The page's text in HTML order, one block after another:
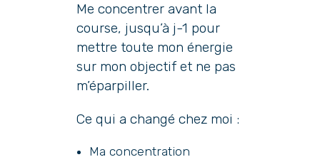
Me concentrer avant la
course, jusqu’à j-1 pour
mettre toute mon énergie
sur mon objectif et ne pas
m’éparpiller.
Ce qui a changé chez moi :
Ma concentration